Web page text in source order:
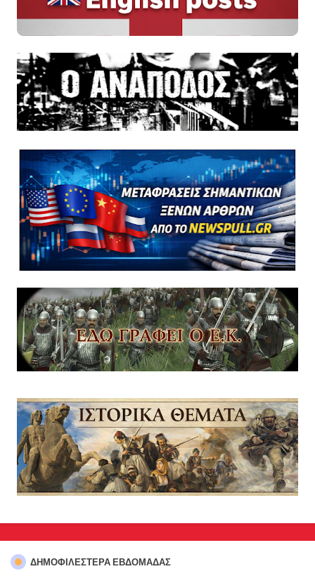
ΔΗΜΟΦΙΛΈΣΤΕΡΑ ΕΒΔΟΜΆΔΑΣ